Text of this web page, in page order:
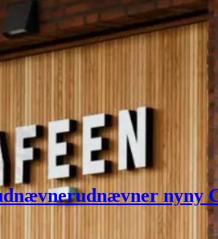
udnævner nyny